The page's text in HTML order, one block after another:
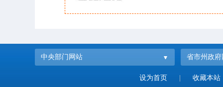
中央部门网站 省市州政府
设为首页 收藏本站